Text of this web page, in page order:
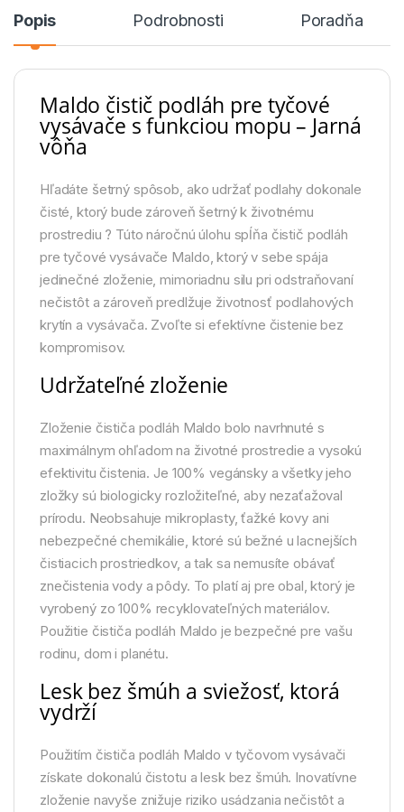
Popis Podrobnosti Poradňa
Maldo čistič podláh pre tyčové
vysávače s funkciou mopu – Jarná
vôňa
Hľadáte šetrný spôsob, ako udržať podlahy dokonale
čisté, ktorý bude zároveň šetrný k životnému
prostrediu ? Túto náročnú úlohu spĺňa čistič podláh
pre tyčové vysávače Maldo, ktorý v sebe spája
jedinečné zloženie, mimoriadnu silu pri odstraňovaní
nečistôt a zároveň predlžuje životnosť podlahových
krytín a vysávača. Zvoľte si efektívne čistenie bez
kompromisov.
Udržateľné zloženie
Zloženie čističa podláh Maldo bolo navrhnuté s
maximálnym ohľadom na životné prostredie a vysokú
efektivitu čistenia. Je 100% vegánsky a všetky jeho
zložky sú biologicky rozložiteľné, aby nezaťažoval
prírodu. Neobsahuje mikroplasty, ťažké kovy ani
nebezpečné chemikálie, ktoré sú bežné u lacnejších
čistiacich prostriedkov, a tak sa nemusíte obávať
znečistenia vody a pôdy. To platí aj pre obal, ktorý je
vyrobený zo 100% recyklovateľných materiálov.
Použitie čističa podláh Maldo je bezpečné pre vašu
rodinu, dom i planétu.
Lesk bez šmúh a sviežosť, ktorá
vydrží
Použitím čističa podláh Maldo v tyčovom vysávači
získate dokonalú čistotu a lesk bez šmúh. Inovatívne
zloženie navyše znižuje riziko usádzania nečistôt a